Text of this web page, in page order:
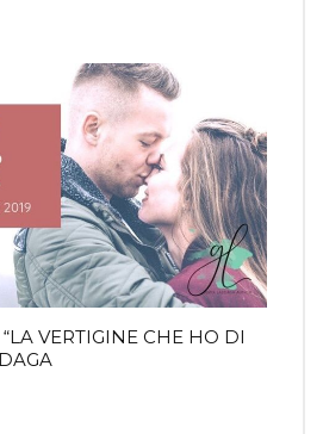
VERTIGINE CHE HO DI